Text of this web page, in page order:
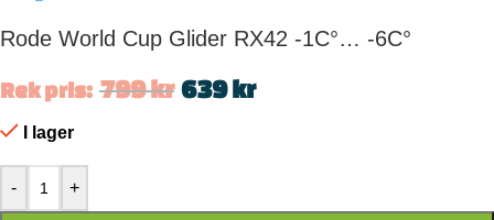
Rode World Cup Glider RX42 -1C°… -6C°
Rek pris: 799kr 639kr
I lager
- +